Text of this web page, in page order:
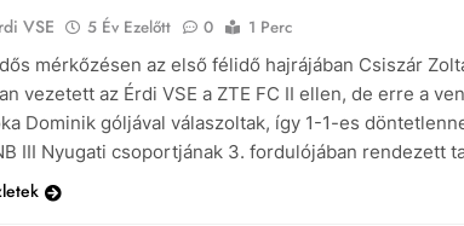
VSE 5 Év Ezelőtt 0
1 Perc
mérkőzésen az első félidő hajrájában Csiszár
vezetett az Érdi VSE a ZTE FC II ellen, de erre a
Dominik góljával válaszoltak, így 1-1-es
III Nyugati csoportjának 3. fordulójában rendezett